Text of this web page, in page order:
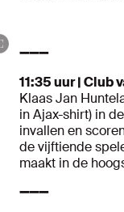
➖➖➖
11:35 uur | Club
Klaas Jan
in Ajax-shirt) in
invallen en
de vijftiende
maakt in de
➖➖➖